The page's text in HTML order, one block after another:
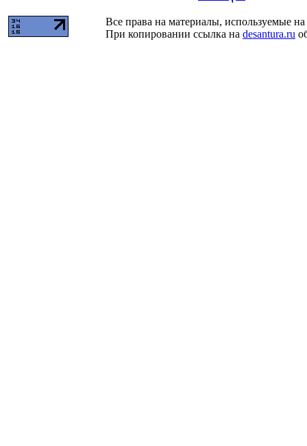
Все права на материалы, используемые
При копировании ссылка на desantura.ru